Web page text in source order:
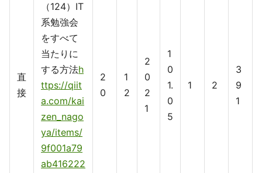
直
接
（124）IT
系勉強会
をすべて
当たりに
する方法h
ttps://qiit
a.com/kai
zen_nago
ya/items/
9f001a79
ab416222
2
0
1
2
2
0
2
1
1
0
1.
0
5
1 2
3
9
1